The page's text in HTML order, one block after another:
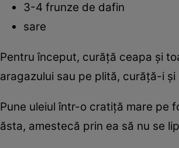
3-4 frunze de dafin
sare
Pentru început, curăţă ceapa şi
aragazului sau pe plită, curăţă-i
Pune uleiul într-o cratiţă mare pe
ăsta, amestecă prin ea să nu se